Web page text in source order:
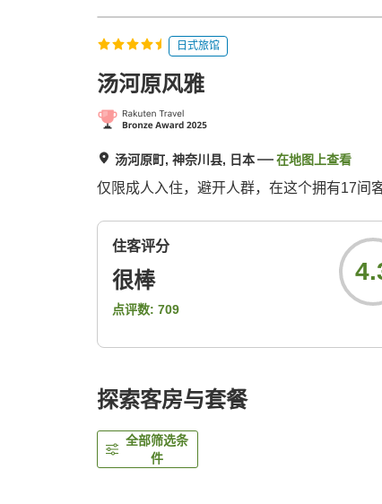
日式旅馆
汤河原风雅
汤河原町, 神奈川县, 日本 在地图上查看
仅限成人入住，避开人群，在这个拥有17间
住客评分
很棒
点评数: 709
探索客房与套餐
全部筛选条
件